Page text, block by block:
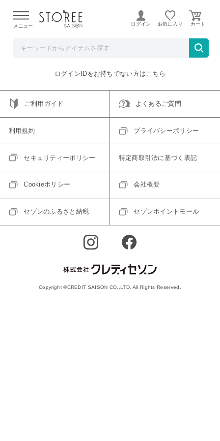
よる配送遅延が発生しております。
メニュー ログイン お気に入り
ご指定のアイテムは取り扱い終了、またはただいま取り扱い
トップへ戻る
ログインIDをお持ちでない方はこちら
ご利用ガイド よくあるご質問
利用規約 プライバシーポリシー
セキュリティーポリシー 特定商取引法に基づく表記
Cookieポリシー 会社概要
セゾンのふるさと納税 セゾンポイントモール
Copyright ©CREDIT SAISON CO.,LTD. All Rights Reserved.